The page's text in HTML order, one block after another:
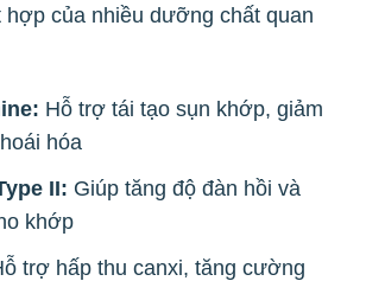
của nhiều dưỡng chất quan
Hỗ trợ tái tạo sụn khớp, giảm
hóa
II: Giúp tăng độ đàn hồi và
khớp
trợ hấp thu canxi, tăng cường